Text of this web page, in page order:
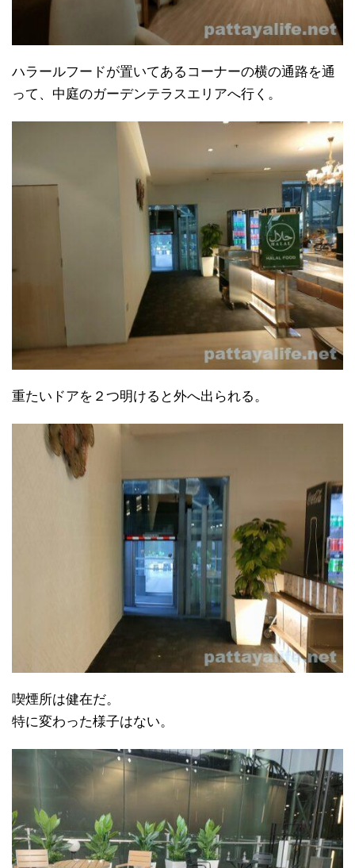
ハラールフードが置いてあるコーナーの横の通路を通
って、中庭のガーデンテラスエリアへ行く。
重たいドアを２つ明けると外へ出られる。
喫煙所は健在だ。
特に変わった様子はない。